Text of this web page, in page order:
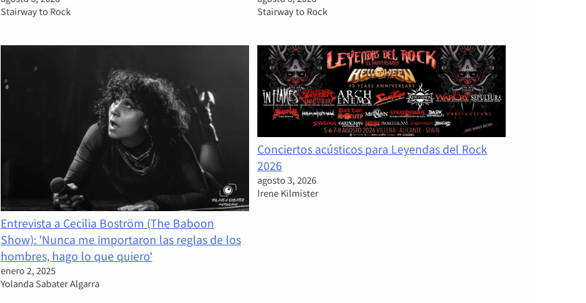
Stairway to Rock
Stairway to Rock
Entrevista a Cecilia Boström (The Baboon
Show): 'Nunca me importaron las reglas de los
hombres, hago lo que quiero'
enero 2, 2025
Yolanda Sabater Algarra
Conciertos acústicos para Leyendas del Rock
2026
agosto 3, 2026
Irene Kilmister